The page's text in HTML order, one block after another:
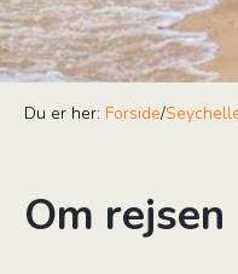
Du er her: Forside/
Om rejsen